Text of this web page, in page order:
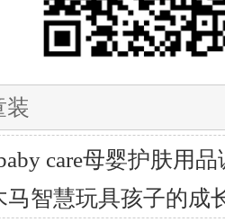
装
care母婴护肤用
马智慧玩具孩子的成